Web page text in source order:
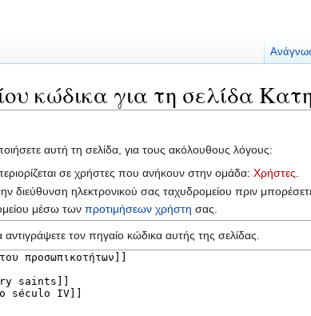
κώδικα για τη σελίδα
αυτή τη σελίδα, για τους ακόλουθους λόγους:
σε χρήστες που ανήκουν στην ομάδα:Χρήστες
διεύθυνση ηλεκτρονικού σας ταχυδρομείου πριν
μέσω τωνπροτιμήσεων χρήστη σας.
τον πηγαίο κώδικα αυτής της σελίδας.